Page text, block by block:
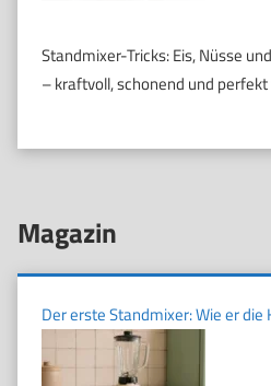
Standmixer-Tricks: Eis, Nüsse
– kraftvoll, schonend und
Magazin
Der erste Standmixer: Wie er